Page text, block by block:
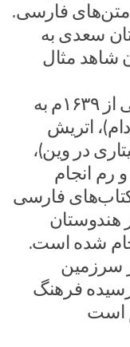
متن‌های فارسی.
سعدی به
شاهد مثال
چاپ مهم‌ترین کتاب‌های فارسی از ۱۶۳۹م به
اتریش
در وین)،
رم انجام
فارسی
هندوستان
شده است.
سرزمین
فرهنگ
است